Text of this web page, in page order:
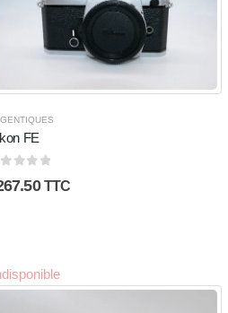
FE
TTC